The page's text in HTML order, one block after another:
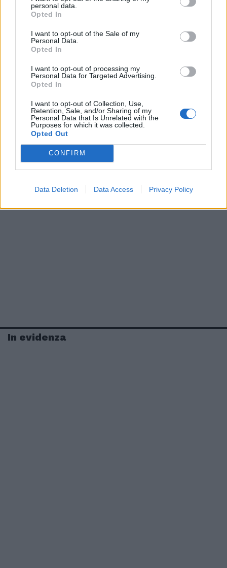
personal data.
Opted In
I want to opt-out of the Sale of my
Personal Data.
Opted In
I want to opt-out of processing my
Personal Data for Targeted Advertising.
Opted In
I want to opt-out of Collection, Use,
Retention, Sale, and/or Sharing of my
Personal Data that Is Unrelated with the
Purposes for which it was collected.
Opted Out
CONFIRM
Data Deletion Data Access Privacy Policy
In evidenza